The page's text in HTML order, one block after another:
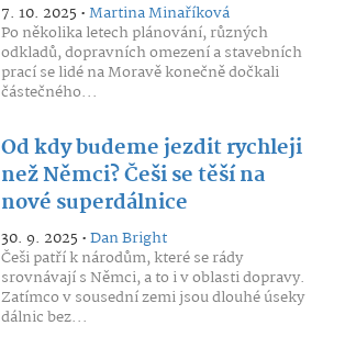
7. 10. 2025 •Martina Minaříková
Po několika letech plánování, různých
odkladů, dopravních omezení a stavebních
prací se lidé na Moravě konečně dočkali
částečného...
Od kdy budeme jezdit rychleji
než Němci? Češi se těší na
nové superdálnice
30. 9. 2025 •Dan Bright
Češi patří k národům, které se rády
srovnávají s Němci, a to i v oblasti dopravy.
Zatímco v sousední zemi jsou dlouhé úseky
dálnic bez...